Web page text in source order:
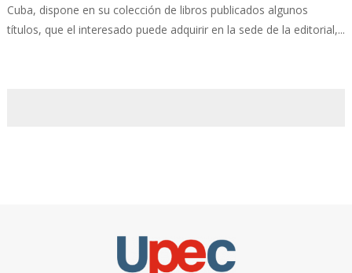
Cuba, dispone en su colección de libros publicados algunos
títulos, que el interesado puede adquirir en la sede de la editorial,...